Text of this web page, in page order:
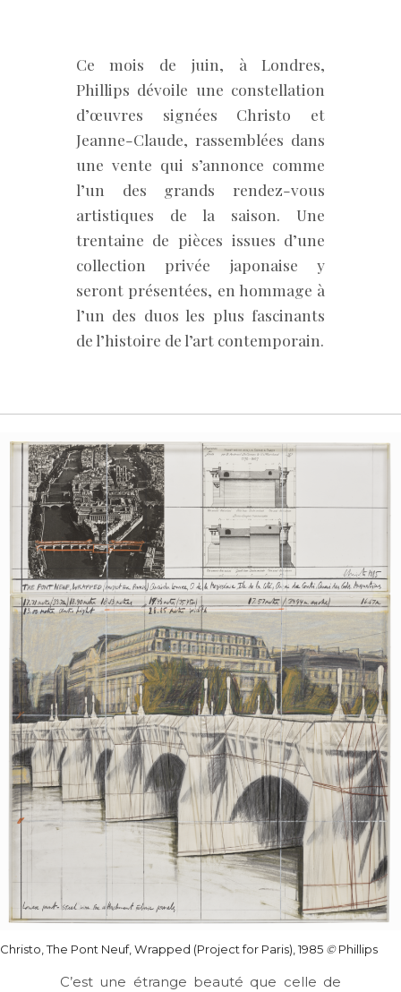
Ce mois de juin, à Londres,
Phillips dévoile une constellation
d’œuvres signées Christo et
Jeanne-Claude, rassemblées dans
une vente qui s’annonce comme
l’un des grands rendez-vous
artistiques de la saison. Une
trentaine de pièces issues d’une
collection privée japonaise y
seront présentées, en hommage à
l’un des duos les plus fascinants
de l’histoire de l’art contemporain.
Christo, The Pont Neuf, Wrapped (Project for Paris), 1985 ©Phillips
C’est une étrange beauté que celle de